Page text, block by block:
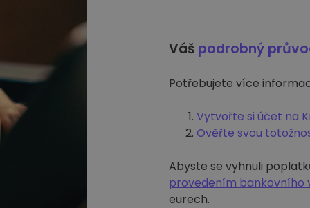
Váš podrobný
Potřebujete více
Vytvořte si účet na
Ověřte svou
Abyste se vyhnuli
provedením bankovního
eurech.